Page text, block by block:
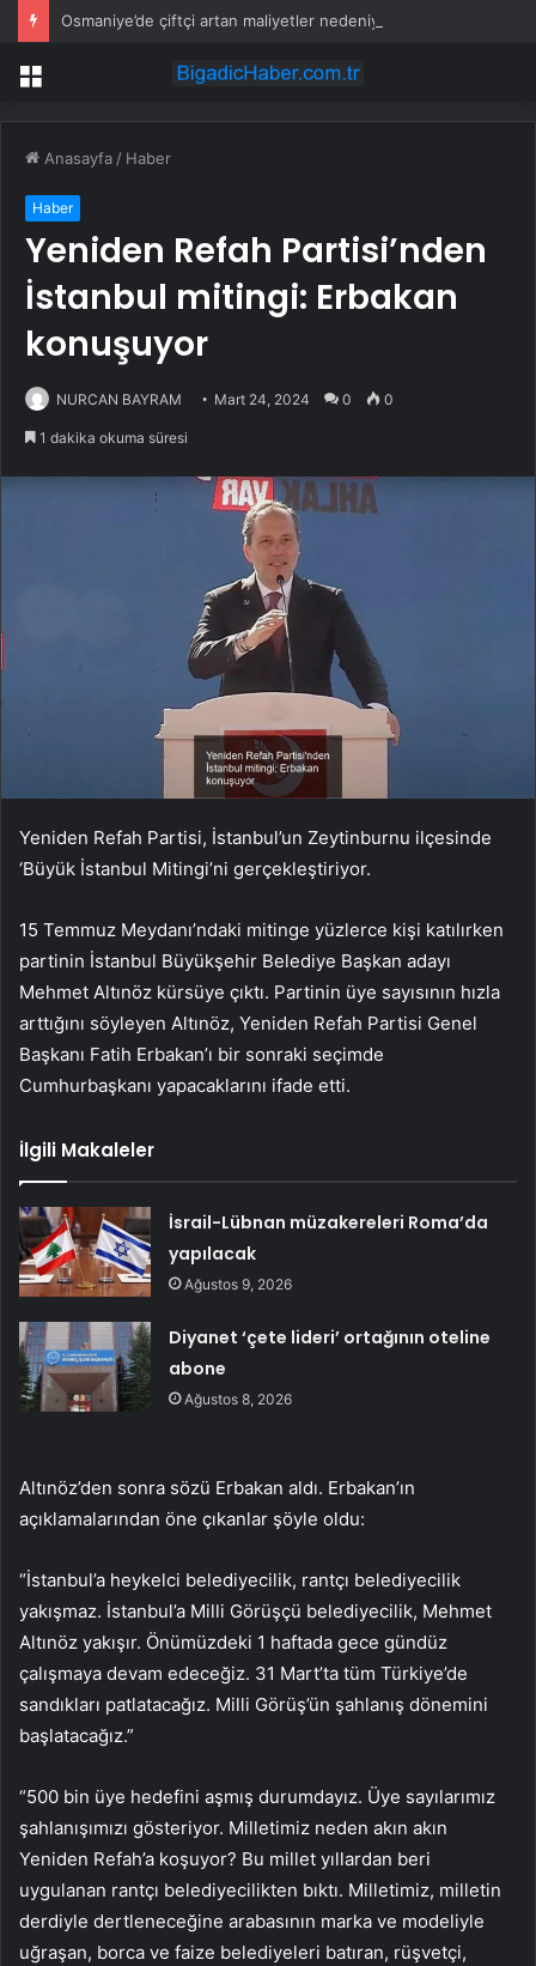
Menü
Anasayfa / Haber
Haber
Yeniden Refah Partisi’nden
İstanbul mitingi: Erbakan
konuşuyor
NURCAN BAYRAM Mart 24, 2024 0 0
1 dakika okuma süresi
Yeniden Refah Partisi, İstanbul’un Zeytinburnu ilçesinde
‘Büyük İstanbul Mitingi’ni gerçekleştiriyor.
15 Temmuz Meydanı’ndaki mitinge yüzlerce kişi katılırken
partinin İstanbul Büyükşehir Belediye Başkan adayı
Mehmet Altınöz kürsüye çıktı. Partinin üye sayısının hızla
arttığını söyleyen Altınöz, Yeniden Refah Partisi Genel
Başkanı Fatih Erbakan’ı bir sonraki seçimde
Cumhurbaşkanı yapacaklarını ifade etti.
İlgili Makaleler
İsrail-Lübnan müzakereleri Roma’da
yapılacak
Ağustos 9, 2026
Diyanet ‘çete lideri’ ortağının oteline
abone
Ağustos 8, 2026
Altınöz’den sonra sözü Erbakan aldı. Erbakan’ın
açıklamalarından öne çıkanlar şöyle oldu:
“İstanbul’a heykelci belediyecilik, rantçı belediyecilik
yakışmaz. İstanbul’a Milli Görüşçü belediyecilik, Mehmet
Altınöz yakışır. Önümüzdeki 1 haftada gece gündüz
çalışmaya devam edeceğiz. 31 Mart’ta tüm Türkiye’de
sandıkları patlatacağız. Milli Görüş’ün şahlanış dönemini
başlatacağız.”
“500 bin üye hedefini aşmış durumdayız. Üye sayılarımız
şahlanışımızı gösteriyor. Milletimiz neden akın akın
Yeniden Refah’a koşuyor? Bu millet yıllardan beri
uygulanan rantçı belediyecilikten bıktı. Milletimiz, milletin
derdiyle dertleneceğine arabasının marka ve modeliyle
uğraşan, borca ve faize belediyeleri batıran, rüşvetçi,